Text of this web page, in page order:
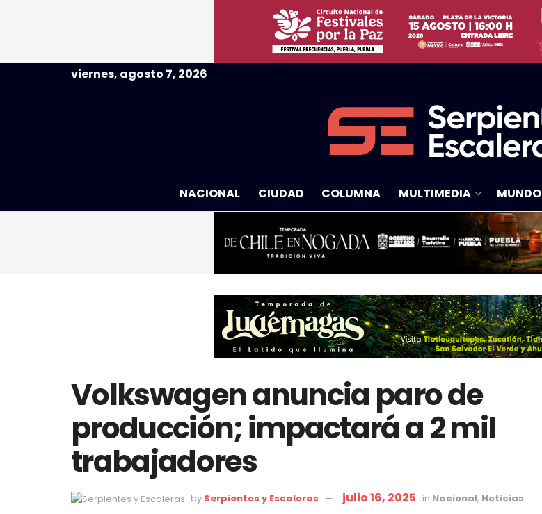
viernes, agosto 7, 2026
NACIONAL CIUDAD COLUMNA MULTIMEDIA MUNDO
Volkswagen anuncia paro de
producción; impactará a 2 mil
trabajadores
by Serpientes y Escaleras julio 16, 2025 in Nacional, Noticias